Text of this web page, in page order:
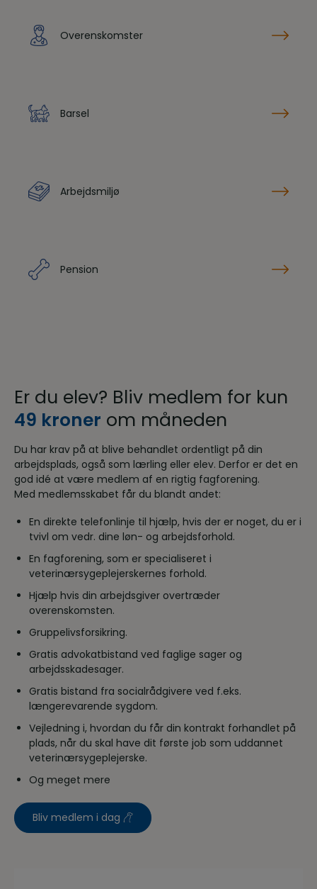
Overenskomster
Barsel
Arbejdsmiljø
Pension
Er du elev? Bliv medlem for kun
49 kroner om måneden
Du har krav på at blive behandlet ordentligt på din
arbejdsplads, også som lærling eller elev. Derfor er det en
god idé at være medlem af en rigtig fagforening.
Med medlemsskabet får du blandt andet:
En direkte telefonlinje til hjælp, hvis der er noget, du er i
tvivl om vedr. dine løn- og arbejdsforhold.
En fagforening, som er specialiseret i
veterinærsygeplejerskernes forhold.
Hjælp hvis din arbejdsgiver overtræder
overenskomsten.
Gruppelivsforsikring.
Gratis advokatbistand ved faglige sager og
arbejdsskadesager.
Gratis bistand fra socialrådgivere ved f.eks.
længerevarende sygdom.
Vejledning i, hvordan du får din kontrakt forhandlet på
plads, når du skal have dit første job som uddannet
veterinærsygeplejerske.
Og meget mere
Bliv medlem i dag